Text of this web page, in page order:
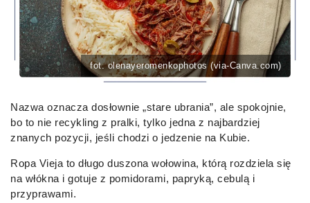
fot. olenayeromenkophotos (via-Canva.com)
Nazwa oznacza dosłownie „stare ubrania”, ale spokojnie,
bo to nie recykling z pralki, tylko jedna z najbardziej
znanych pozycji, jeśli chodzi o jedzenie na Kubie.
Ropa Vieja to długo duszona wołowina, którą rozdziela się
na włókna i gotuje z pomidorami, papryką, cebulą i
przyprawami.